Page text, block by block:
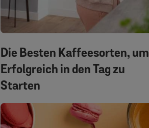
Die Besten Kaffeesorten, um
Erfolgreich in den Tag zu
Starten